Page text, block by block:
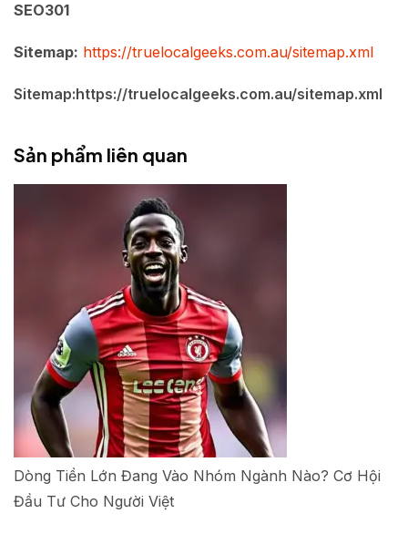
SEO301
Sitemap: https://truelocalgeeks.com.au/sitemap.xml
Sitemap:https://truelocalgeeks.com.au/sitemap.xml
Sản phẩm liên quan
Dòng Tiền Lớn Đang Vào Nhóm Ngành Nào? Cơ Hội
Đầu Tư Cho Người Việt